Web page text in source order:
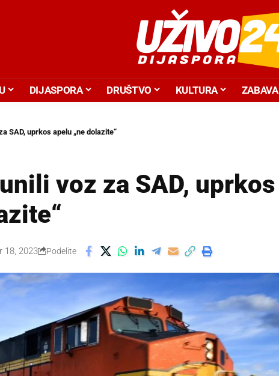
DIJASPORA DRUŠTVO KULTURA ZABAVA
SAD, uprkos apelu „ne dolazite“
voz za SAD, uprkos
18, 2023 Podelite